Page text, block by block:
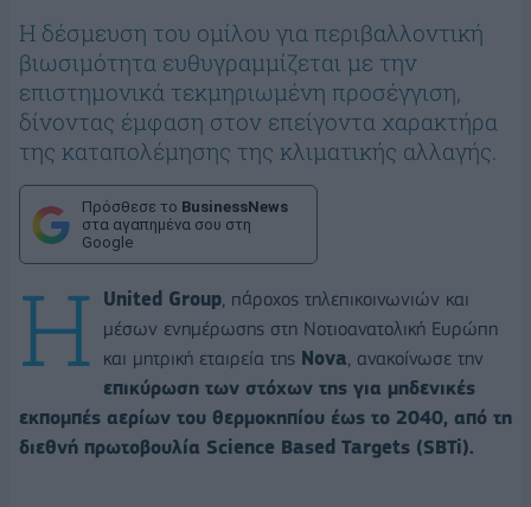
Η δέσμευση του ομίλου για περιβαλλοντική
βιωσιμότητα ευθυγραμμίζεται με την
επιστημονικά τεκμηριωμένη προσέγγιση,
δίνοντας έμφαση στον επείγοντα χαρακτήρα
της καταπολέμησης της κλιματικής αλλαγής.
Πρόσθεσε το BusinessNews
στα αγαπημένα σου στη
Google
Η United Group, πάροχος τηλεπικοινωνιών και
μέσων ενημέρωσης στη Νοτιοανατολική Ευρώπη
και μητρική εταιρεία της Nova, ανακοίνωσε την
επικύρωση των στόχων της για μηδενικές
εκπομπές αερίων του θερμοκηπίου έως το 2040, από τη
διεθνή πρωτοβουλία Science Based Targets (SBTi).